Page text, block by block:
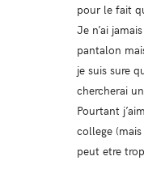
pour le fait
Je n’ai
pantalon
je suis sure
chercherai
Pourtant
college
peut etre